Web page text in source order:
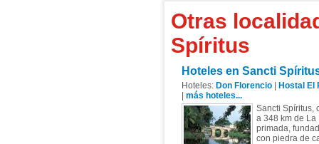
Otras
Spíritus
Hoteles en Sancti
Hoteles: Don Florencio|
Hostal El
más hoteles...
Sancti Spíritus,
a 348 km de
primada,
con piedra de